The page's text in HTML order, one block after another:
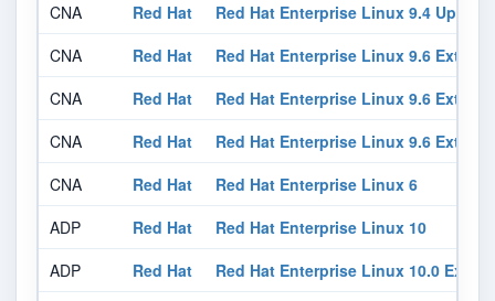
CNA
Red Hat
Red Hat Enterprise Linux 9.4
CNA
Red Hat
Red Hat Enterprise Linux 9.6
CNA
Red Hat
Red Hat Enterprise Linux 9.6
CNA
Red Hat
Red Hat Enterprise Linux 9.6
CNA
Red Hat
Red Hat Enterprise Linux 6
ADP
Red Hat
Red Hat Enterprise Linux 10
ADP
Red Hat
Red Hat Enterprise Linux 10.0